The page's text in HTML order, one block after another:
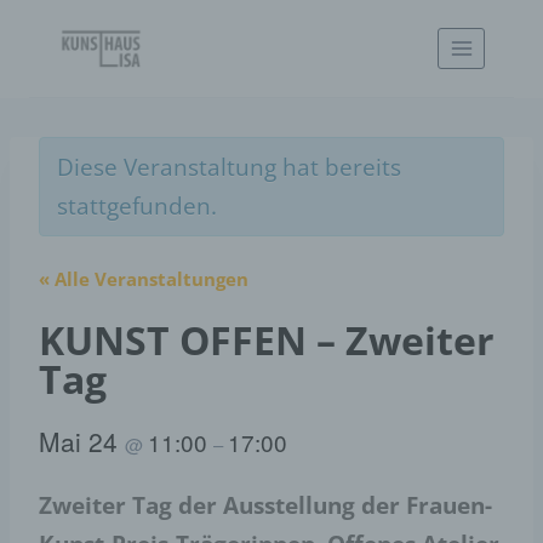
Diese Veranstaltung hat bereits
stattgefunden.
« Alle Veranstaltungen
KUNST OFFEN – Zweiter
Tag
Mai 24 @ 11:00 – 17:00
Zweiter Tag der Ausstellung der Frauen-